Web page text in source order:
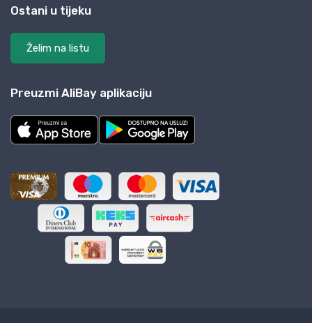
Ostani u tijeku
Želim na listu
Preuzmi AliBay aplikaciju